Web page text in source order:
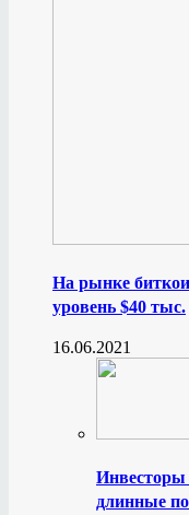
На рынке
уровень $40 тыс.
16.06.2021
Инвесторы
длинные